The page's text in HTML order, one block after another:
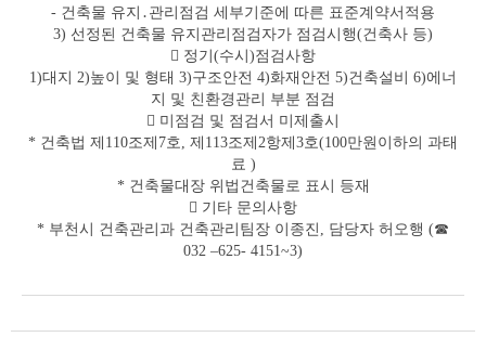
- 건축물 유지․관리점검 세부기준에 따른 표준계약서적용
3) 선정된 건축물 유지관리점검자가 점검시행(건축사 등)
 정기(수시)점검사항
1)대지 2)높이 및 형태 3)구조안전 4)화재안전 5)건축설비 6)에너
지 및 친환경관리 부분 점검
 미점검 및 점검서 미제출시
* 건축법 제110조제7호, 제113조제2항제3호(100만원이하의 과태
료 )
* 건축물대장 위법건축물로 표시 등재
 기타 문의사항
* 부천시 건축관리과 건축관리팀장 이종진, 담당자 허오행 (☎
032 –625- 4151~3)